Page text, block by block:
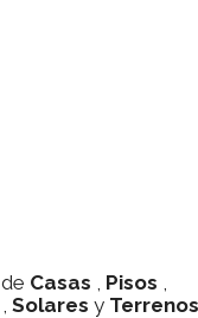
de Casas , Pisos ,
, Solares y Terrenos